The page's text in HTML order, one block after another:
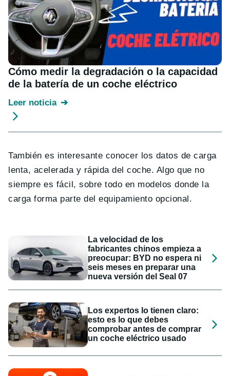
Cómo medir la degradación o la capacidad
de la batería de un coche eléctrico
Leer noticia
También es interesante conocer los datos de carga
lenta, acelerada y rápida del coche. Algo que no
siempre es fácil, sobre todo en modelos donde la
carga forma parte del equipamiento opcional.
La velocidad de los
fabricantes chinos empieza a
preocupar: BYD no espera ni
seis meses en preparar una
nueva versión del Seal 07
Los expertos lo tienen claro:
esto es lo que debes
comprobar antes de comprar
un coche eléctrico usado